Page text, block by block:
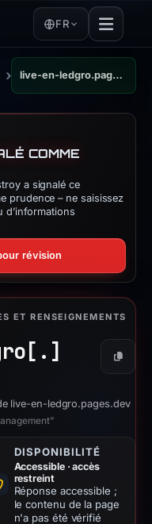
FR
› live-en-ledgro.pages.dev
COMME
a signalé ce
prudence – ne saisissez
d’informations
révision
ET RENSEIGNEMENTS
Copier
live-en-ledgro.pages.dev
DISPONIBILITÉ
Accessible · accès
restreint
Réponse accessible ;
le contenu de la page
n'a pas été vérifié